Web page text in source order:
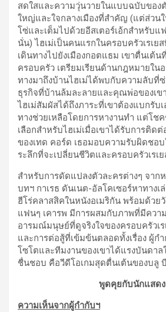
สดใสและความวุ่นวายในแบบฉบับของตั
ใหญ่และใจกลางเมืองที่สำคัญ (แต่ส่วน
โซ่และเต็มไปด้วยอีสเตอร์เอ้กสำหรับแ
นั่น) ไฮเม่เป็นคนแรกในครอบครัวเรเย
เดินทางไปยังเมืองกอตแธม เขาตื่นเต้
ครอบครัว เตรียมเรียนด้านกฎหมายใน
ทางมาถึงบ้านไฮเม่ได้พบกับความลับที่ซ่
ธุรกิจที่บ้านล้มละลายและคุณพ่อของเข
ไฮเม่สัมผัสได้ถึงภาระที่เขาต้องแบกรับ
ทางช่วยเหลือโดยการหางานทำ แต่โช
เลือกสำหรับไฮเม่เมื่อเขาได้รับการติด
ของเทด คอร์ด เธอมอบความรับผิดชอบ
ระลึกที่จะเปลี่ยนชีวิตและครอบครัวเรเ
สำหรับการดัดแปลงตัวละครต่างๆ จาก
บทฯ กาเรธ ดันเนต-อัลโคเซอร์หาทางเ
ฮีโร่คลาสสิคในหนังอเมริกัน พร้อมด้ว
แฟนๆ เคารพ มีการผสมกับภาพที่มีควา
อารมณ์มนุษย์ที่ดูจริงใจของครอบครัวเ
และการต่อสู้ที่เข้มข้นตลอดทั้งเรื่อง ผู้กำ
โซโตและทีมงานของเขาได้แรงบันดา
ชื่นชอบ คือวีดีโอเกมสุดตื่นเต้นของบลู
พูดคุยกับนักแสดง
ความเห็นจากผู้กำกับฯ